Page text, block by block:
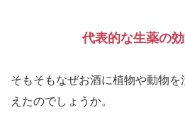
代表的な生薬の
そもそもなぜお酒に植物や動物
えたのでしょうか。